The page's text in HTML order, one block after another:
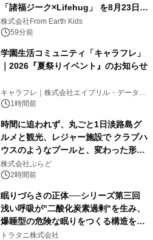
「諸福ジーク×Lifehug」 を8月23日
(日)開催
株式会社From Earth Kids
59分前
学園生活コミュニティ「キャラフレ」
｜2026『夏祭りイベント』のお知らせ
キャラフレ｜株式会社エイプリル・データ・
デザインズ
1時間前
時間に追われず、丸ごと1日淡路島グ
ルメと観光、レジャー施設で クラブハ
ウスのようなプールと、変わった形の
サウナも 「THE BOXY AWAJI」のお
得な素泊まり連泊プランで
株式会社ぷらど
2時間前
眠りづらさの正体──シリーズ第三回
浅い呼吸が"二酸化炭素過剰"を生み、
爆睡型の危険な眠りをつくる構造を解
説
トラタニ株式会社